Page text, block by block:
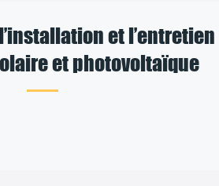
et l’entretien
et photovoltaïque